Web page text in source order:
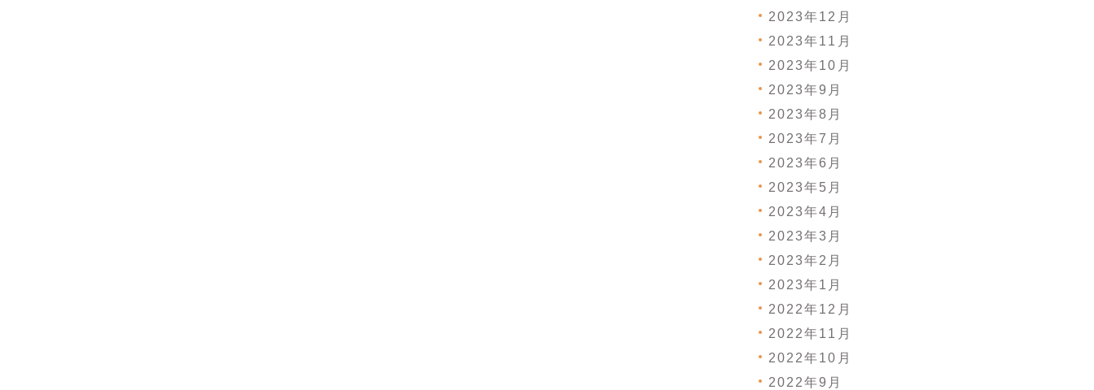
2023年12月
2023年11月
2023年10月
2023年9月
2023年8月
2023年7月
2023年6月
2023年5月
2023年4月
2023年3月
2023年2月
2023年1月
2022年12月
2022年11月
2022年10月
2022年9月